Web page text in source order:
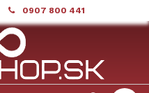
0907 800 441